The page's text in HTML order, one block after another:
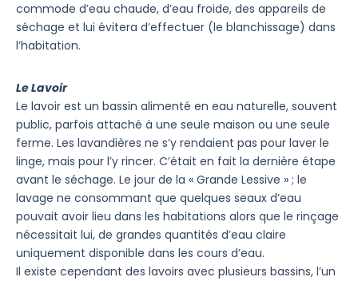
commode d’eau chaude, d’eau froide, des appareils de
séchage et lui évitera d’effectuer (le blanchissage) dans
l’habitation.
Le Lavoir
Le lavoir est un bassin alimenté en eau naturelle, souvent
public, parfois attaché à une seule maison ou une seule
ferme. Les lavandières ne s’y rendaient pas pour laver le
linge, mais pour l’y rincer. C’était en fait la dernière étape
avant le séchage. Le jour de la « Grande Lessive » ; le
lavage ne consommant que quelques seaux d’eau
pouvait avoir lieu dans les habitations alors que le rinçage
nécessitait lui, de grandes quantités d’eau claire
uniquement disponible dans les cours d’eau.
Il existe cependant des lavoirs avec plusieurs bassins, l’un